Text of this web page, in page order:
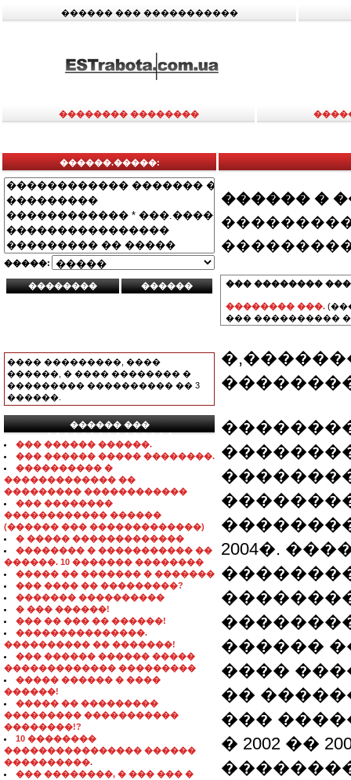
������ ��� �����������
�������� ��������
������.�����:
�����:
���� ���������, ����
������, � ���� �������� �
��������� ���������� �� 3
������.
������ ���
���������������
��� ������ ������.
��� ������ ����� ��������.
���������� �
������������� ��
��������� ������������
��� ��������
������������ ������
(������ ��� �������������)
� ����� �������������
�������� � ����������� ��
������. 10 ������� ��������
����� �� ������� � �������
��� ���� �� ���������?
������� ����������
� ��� ������!
��� �� ��� �� ������!
���������������.
���������� �� �������!
��� ������ ������ �����
������������� ���������
����� ������ � ����
������!
����� �� ���������
��������� �����������
��������!?
10 ��������
���������������� ������
����������.
��� ��������, � ��� ��� �
������ �
��� ��������
�������� ���.
��� ����������
2004�.
������
����
��
���
� 2002 ��